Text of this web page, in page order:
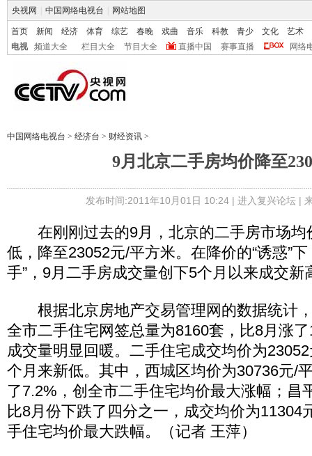
央视网 中国网络电视台 网站地图
首页 新闻 经济 体育 综艺 春晚 戏曲 音乐 科教 青少 文化
艺术
电视
频道大全 栏目大全 节目大全 直播中国 赛事直播 网络
中国网络电视台 > 经济台 > 财经资讯 >
9月北京二手房均价降至
发布时间:2011年10月01日 10:24 | 进入复兴论坛|
在刚刚过去的9月，北京的二手房市场均
低，降至23052元/平方米。在降价的“诱惑”
手”，9月二手房成交量创下5个月以来成交新
根据北京房地产交易管理网的数据统计
全市二手住宅网签总量为8160套，比8月涨
成交量明显回暖。二手住宅成交均价为
个月来新低。其中，西城区均价为30736元/
了7.2%，创全市二手住宅均价最大涨幅；昌
比8月份下跌了四分之一，成交均价为11304
手住宅均价最大跌幅。（记者 王萍）